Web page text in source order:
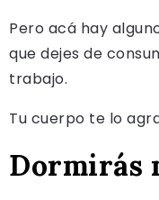
Pero acá hay
que dejes de
trabajo.
Tu cuerpo te lo
Dormirás